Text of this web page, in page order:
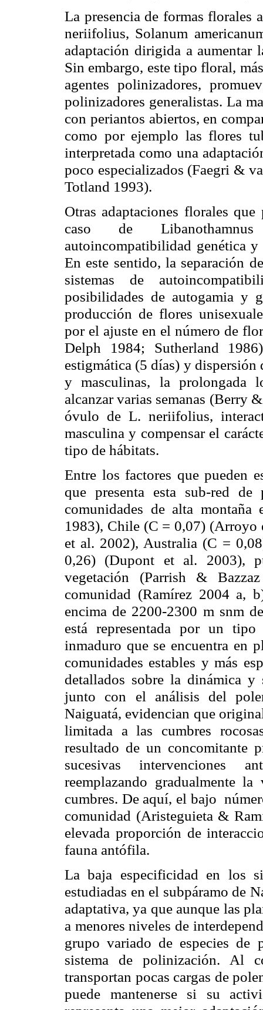
La presencia de formas florales
neriifolius, Solanum
adaptación dirigida a aumentar
Sin embargo, este tipo floral,
agentes polinizadores,
polinizadores generalistas. La
con periantos abiertos, en
como por ejemplo las flores
interpretada como una
poco especializados (Faegri &
Totland 1993).
Otras adaptaciones florales
caso de Libanothamnus
autoincompatibilidad genética
En este sentido, la separación
sistemas de
posibilidades de autogamia y
producción de flores
por el ajuste en el número de
Delph 1984; Sutherland
estigmática (5 días) y dispersión
y masculinas, la prolongada
alcanzar varias semanas (Berry
óvulo de L. neriifolius,
masculina y compensar el
tipo de hábitats.
Entre los factores que pueden
que presenta esta sub-red de
comunidades de alta
1983), Chile (C = 0,07) (Arroyo
et al. 2002), Australia (C =
0,26) (Dupont et al. 2003),
vegetación (Parrish & Bazzaz
comunidad (Ramírez 2004 a,
encima de 2200-2300 m snm
está representada por un
inmaduro que se encuentra en
comunidades estables y más
detallados sobre la dinámica y
junto con el análisis del
Naiguatá, evidencian que
limitada a las cumbres
resultado de un concomitante
sucesivas intervenciones
reemplazando gradualmente
cumbres. De aquí, el bajo
comunidad (Aristeguieta &
elevada proporción de
fauna antófila.
La baja especificidad en los
estudiadas en el subpáramo de
adaptativa, ya que aunque las
a menores niveles de
grupo variado de especies de
sistema de polinización. Al
transportan pocas cargas de
puede mantenerse si su